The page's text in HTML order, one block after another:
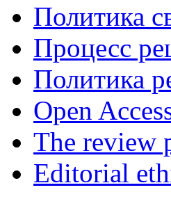
Политика
Процесс
Политика
Open
The review
Editorial